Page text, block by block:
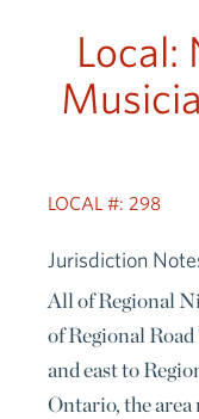
Local:
LOCAL #: 298
Jurisdiction
All of Regional
of Regional
and east to
Ontario, the